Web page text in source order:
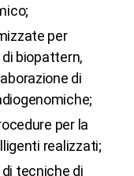
per
biopattern,
di
per la
realizzati;
tecniche di